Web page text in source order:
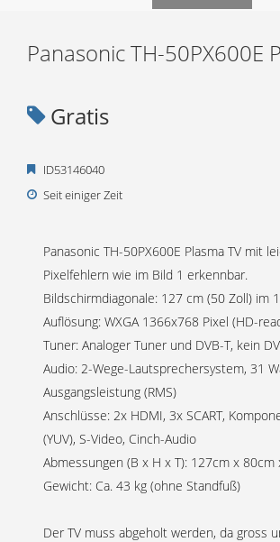
Panasonic TH-50PX600E
Gratis
ID53146040
Seit einiger Zeit
Panasonic TH-50PX600E Plasma TV mit
Pixelfehlern wie im Bild 1 erkennbar.
Bildschirmdiagonale: 127 cm (50 Zoll) im
Auflösung: WXGA 1366x768 Pixel (HD-
Tuner: Analoger Tuner und DVB-T, kein
Audio: 2-Wege-Lautsprechersystem, 31
Ausgangsleistung (RMS)
Anschlüsse: 2x HDMI, 3x SCART,
(YUV), S-Video, Cinch-Audio
Abmessungen (B x H x T): 127cm x 80cm
Gewicht: Ca. 43 kg (ohne Standfuß)
Der TV muss abgeholt werden, da gross